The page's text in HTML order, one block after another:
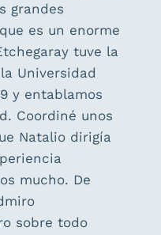
grandes
es un enorme
tuve la
Universidad
y entablamos
Coordiné unos
Natalio dirigía
mucho. De
sobre todo